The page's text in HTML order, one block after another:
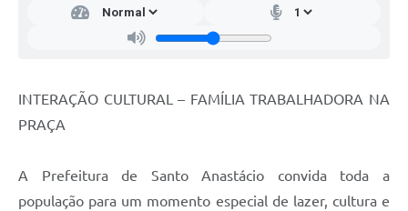
INTERAÇÃO CULTURAL – FAMÍLIA TRABALHADORA NA
PRAÇA
A Prefeitura de Santo Anastácio convida toda a
população para um momento especial de lazer, cultura e